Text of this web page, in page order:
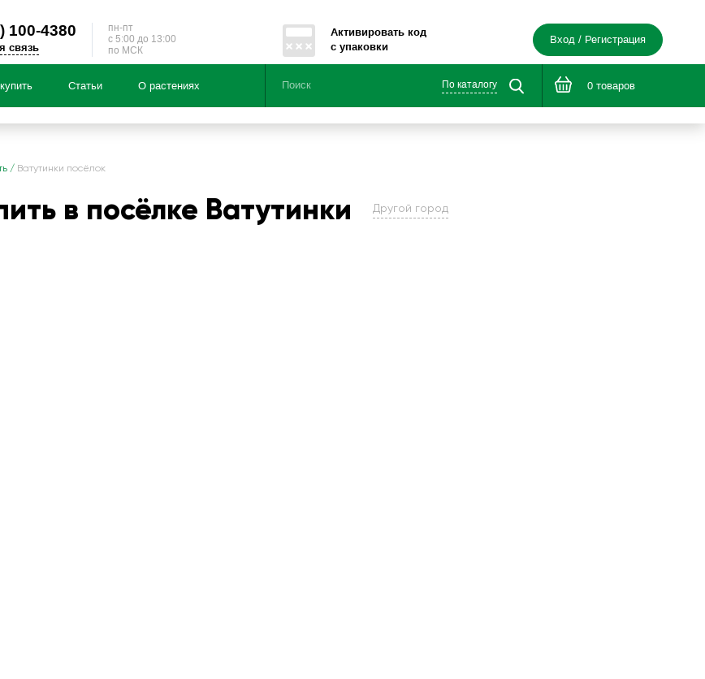
100-4380
связь
пн-пт
c 5:00 до 13:00
по МСК
Активировать код
с упаковки
Вход / Регистрация
Статьи О растениях По каталогу 0 товаров
/ Ватутинки посёлок
в посёлке Ватутинки Другой город